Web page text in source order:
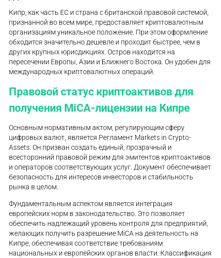
Кипр, как часть ЕС и страна с британской правовой системой,
признанной во всем мире, предоставляет криптовалютным
организациям уникальное положение. При этом оформление
обходится значительно дешевле и проходит быстрее, чем в
других крупных юрисдикциях. Остров находится на
пересечении Европы, Азии и Ближнего Востока. Он удобен для
международных криптовалютных операций.
Правовой статус криптоактивов для
получения MiCA-лицензии на Кипре
Основным нормативным актом, регулирующим сферу
цифровых валют, является Регламент Markets in Crypto-
Assets. Он призван создать единый, прозрачный и
всесторонний правовой режим для эмитентов криптоактивов
и операторов соответствующих услуг. Документ обеспечивает
безопасность для интересов инвесторов и стабильность
рынка в целом.
Фундаментальным аспектом является интеграция
европейских норм в законодательство. Это позволяет
обеспечить надлежащий уровень контроля для предприятий,
желающих получить разрешение MiCA на деятельность на
Кипре, обеспечивая соответствие требованиям
национальных и европейских органов власти. Классификация